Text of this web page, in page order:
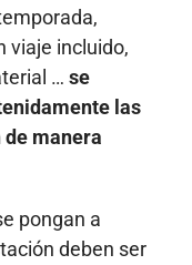
viaje incluido,
… se
las
manera
pongan a
deben ser